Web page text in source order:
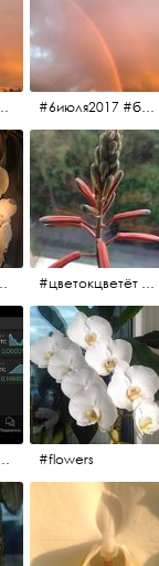
#6июля2017 #6июля2017 #белыеночи #питерскоеутро #джулаймонинг #июльскоеутро #радугавовсёнебо #радуга #дождик
#цветокцветёт #flowers
#btc #eth #flowers